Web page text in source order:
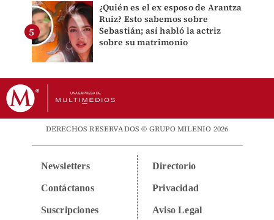
¿Quién es el ex esposo de Arantza
Ruiz? Esto sabemos sobre
Sebastián; así habló la actriz
sobre su matrimonio
DERECHOS RESERVADOS © GRUPO MILENIO 2026
Newsletters
Contáctanos
Suscripciones
Directorio
Privacidad
Aviso Legal